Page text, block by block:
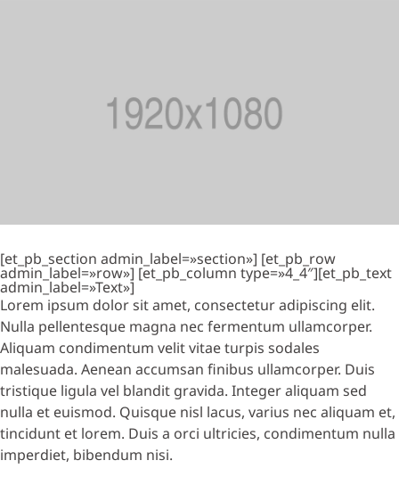
[et_pb_section admin_label=»section»] [et_pb_row
admin_label=»row»] [et_pb_column type=»4_4″][et_pb_text
admin_label=»Text»]
Lorem ipsum dolor sit amet, consectetur adipiscing elit.
Nulla pellentesque magna nec fermentum ullamcorper.
Aliquam condimentum velit vitae turpis sodales
malesuada. Aenean accumsan finibus ullamcorper. Duis
tristique ligula vel blandit gravida. Integer aliquam sed
nulla et euismod. Quisque nisl lacus, varius nec aliquam et,
tincidunt et lorem. Duis a orci ultricies, condimentum nulla
imperdiet, bibendum nisi.